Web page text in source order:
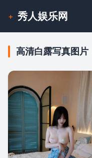
+ 秀人娱乐网
高清白露写真图片